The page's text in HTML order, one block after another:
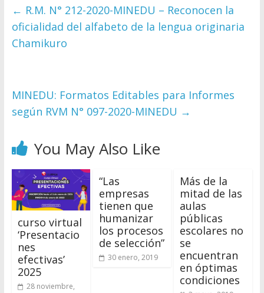
← R.M. N° 212-2020-MINEDU – Reconocen la
oficialidad del alfabeto de la lengua originaria
Chamikuro
MINEDU: Formatos Editables para Informes
según RVM N° 097-2020-MINEDU →
You May Also Like
curso virtual
‘Presentacio
nes
efectivas’
2025
28 noviembre,
“Las
empresas
tienen que
humanizar
los procesos
de selección”
30 enero, 2019
Más de la
mitad de las
aulas
públicas
escolares no
se
encuentran
en óptimas
condiciones